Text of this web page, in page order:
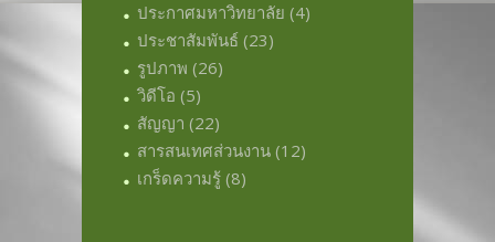
ประกาศมหาวิทยาลัย (4)
ประชาสัมพันธ์ (23)
รูปภาพ (26)
วิดีโอ (5)
สัญญา (22)
สารสนเทศส่วนงาน (12)
เกร็ดความรู้ (8)